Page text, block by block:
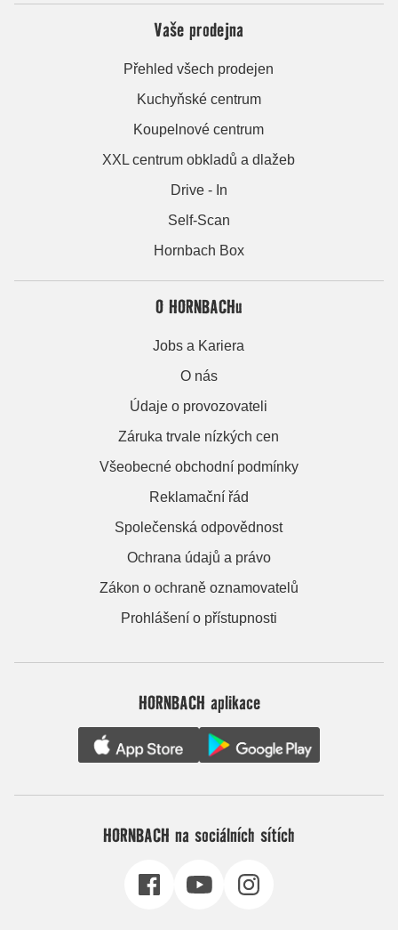
Vaše prodejna
Přehled všech prodejen
Kuchyňské centrum
Koupelnové centrum
XXL centrum obkladů a dlažeb
Drive - In
Self-Scan
Hornbach Box
O HORNBACHu
Jobs a Kariera
O nás
Údaje o provozovateli
Záruka trvale nízkých cen
Všeobecné obchodní podmínky
Reklamační řád
Společenská odpovědnost
Ochrana údajů a právo
Zákon o ochraně oznamovatelů
Prohlášení o přístupnosti
HORNBACH aplikace
HORNBACH na sociálních sítích